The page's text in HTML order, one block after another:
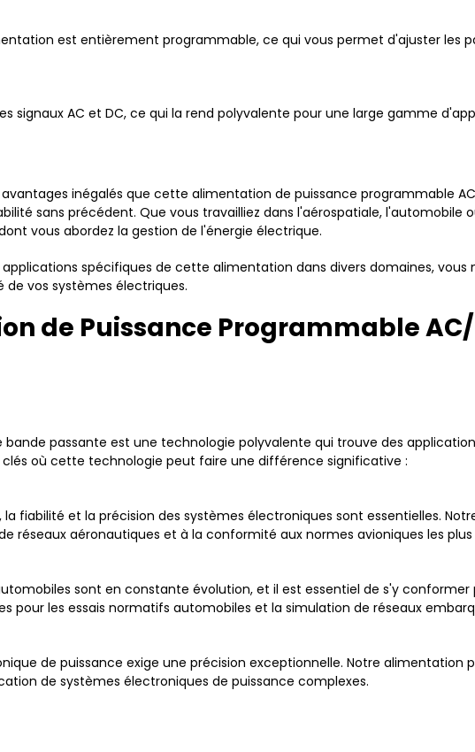
est entièrement programmable, ce qui vous permet d'ajuster les
signaux AC et DC, ce qui la rend polyvalente pour une large gamme
inégalés que cette alimentation de puissance programmable
sans précédent. Que vous travailliez dans l'aérospatiale, l'automobile
vous abordez la gestion de l'énergie électrique.
applications spécifiques de cette alimentation dans divers domaines,
vos systèmes électriques.
de Puissance Programmable AC/
passante est une technologie polyvalente qui trouve des
où cette technologie peut faire une différence significative :
la fiabilité et la précision des systèmes électroniques sont essentielles.
aéronautiques et à la conformité aux normes avioniques les plus
sont en constante évolution, et il est essentiel de s'y
pour les essais normatifs automobiles et la simulation de réseaux
de puissance exige une précision exceptionnelle. Notre alimentation
de systèmes électroniques de puissance complexes.